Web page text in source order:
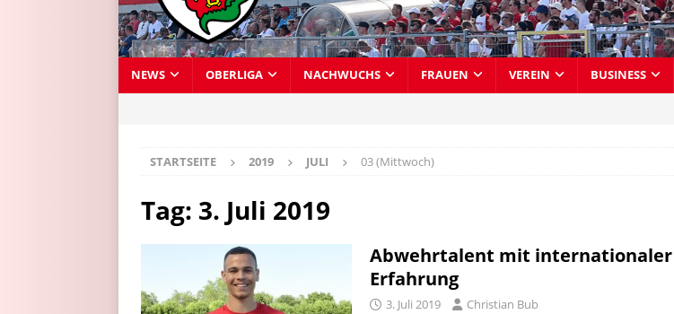
NEWS OBERLIGA NACHWUCHS FRAUEN VEREIN BUSINESS
STARTSEITE 2019 JULI 03 (Mittwoch)
Tag: 3. Juli 2019
Abwehrtalent mit internationaler
Erfahrung
3. Juli 2019 Christian Bub